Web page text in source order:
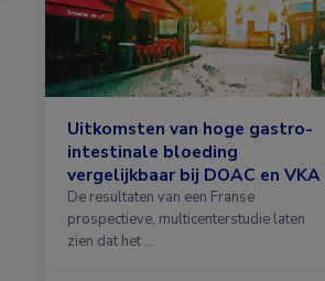
Uitkomsten van hoge gastro-
intestinale bloeding
vergelijkbaar bij DOAC en VKA
De resultaten van een Franse
prospectieve, multicenterstudie laten
zien dat het …